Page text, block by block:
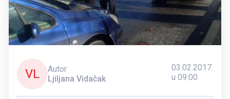
VL
Autor
Ljiljana Vidačak
03.02.2017.
u 09:00